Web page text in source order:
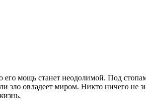
его мощь станет неодолимой. Под
овладеет миром. Никто ничего не